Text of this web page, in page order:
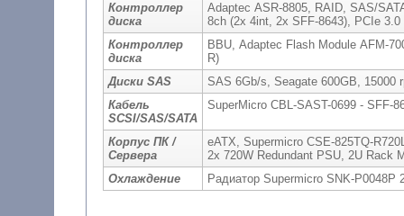
Контроллер
диска
Adaptec ASR-8805, RAID, SAS/
8ch (2x 4int, 2x SFF-8643), PCIe
Контроллер
диска
BBU, Adaptec Flash Module AFM-
R)
Диски SAS
SAS 6Gb/s, Seagate 600GB, 15000
Кабель
SCSI/SAS/SATA
SuperMicro CBL-SAST-0699 - SFF-
Корпус ПК /
Сервера
eATX, Supermicro CSE-825TQ-
2x 720W Redundant PSU, 2U Rack
Охлаждение
Радиатор Supermicro SNK-